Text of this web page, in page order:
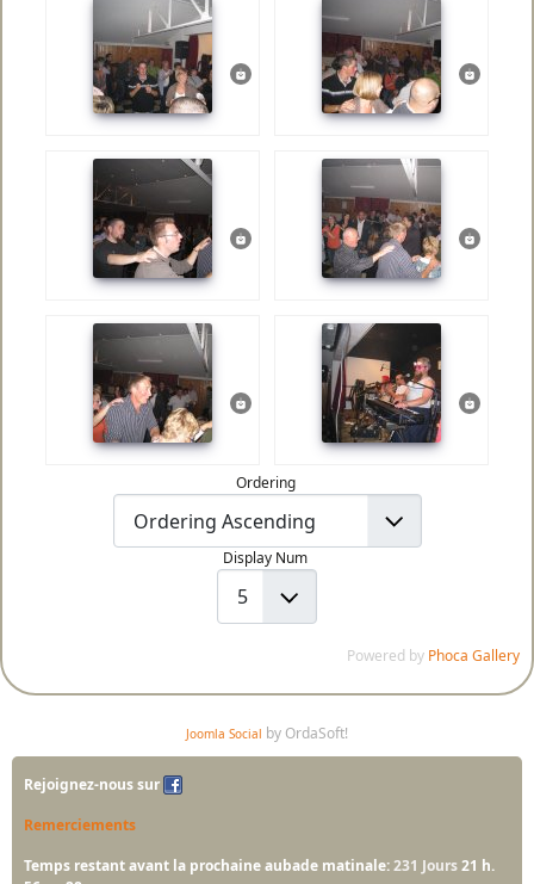
Ordering
Display Num
Powered by Phoca Gallery
Joomla Social by OrdaSoft!
Rejoignez-nous sur
Remerciements
Temps restant avant la prochaine aubade matinale:231 Jours21 h.